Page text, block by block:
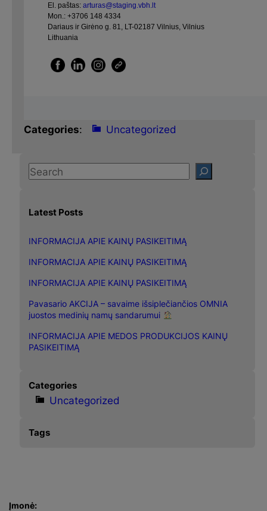
El. paštas: arturas@staging.vbh.lt
Mon.: +3706 148 4334
Dariaus ir Girėno g. 81, LT-02187 Vilnius, Vilnius
Lithuania
Categories: Uncategorized
S
r
c
Latest Posts
INFORMACIJA APIE KAINŲ PASIKEITIMĄ
INFORMACIJA APIE KAINŲ PASIKEITIMĄ
INFORMACIJA APIE KAINŲ PASIKEITIMĄ
Pavasario AKCIJA – savaime išsiplečiančios OMNIA
juostos medinių namų sandarumui
INFORMACIJA APIE MEDOS PRODUKCIJOS KAINŲ
PASIKEITIMĄ
Categories
Uncategorized
Tags
Įmonė: